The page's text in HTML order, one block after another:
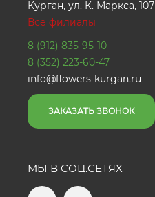
Курган, ул. К. Маркса, 107
Все филиалы
8 (912) 835-95-10
8 (352) 223-60-47
info@flowers-kurgan.ru
ЗАКАЗАТЬ ЗВОНОК
МЫ В СОЦ.СЕТЯХ